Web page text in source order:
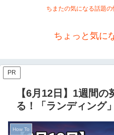
ちまたの気になる話題
ちょっと気に
PR
【6月12日】1週間
る！「ランディング
How To